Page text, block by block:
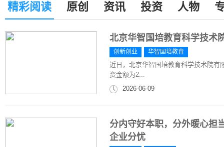
精彩阅读 原创 资讯 投资 人物
北京华智国培教育科学技术
创新创业 华智国培教育
近日，北京华智国培教育科学技术院有
资金额为2...
2026-06-09
分内守好本职，分外暖心担
企业分忧